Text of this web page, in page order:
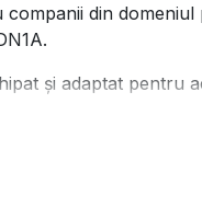
din
și adaptat pentru